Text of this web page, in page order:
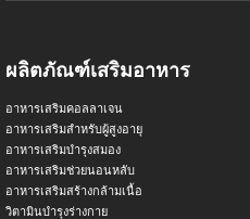
ผลิตภัณฑ์เสริมอาหาร
อาหารเสริมคอลลาเจน
อาหารเสริมสำหรับผู้สูงอายุ
อาหารเสริมบำรุงสมอง
อาหารเสริมช่วยนอนหลับ
อาหารเสริมสร้างกล้ามเนื้อ
วิตามินบำรุงร่างกาย